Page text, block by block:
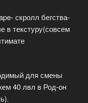
скролл бегства-
в текстуру(совсем
для смены
40 лвл в Род-он